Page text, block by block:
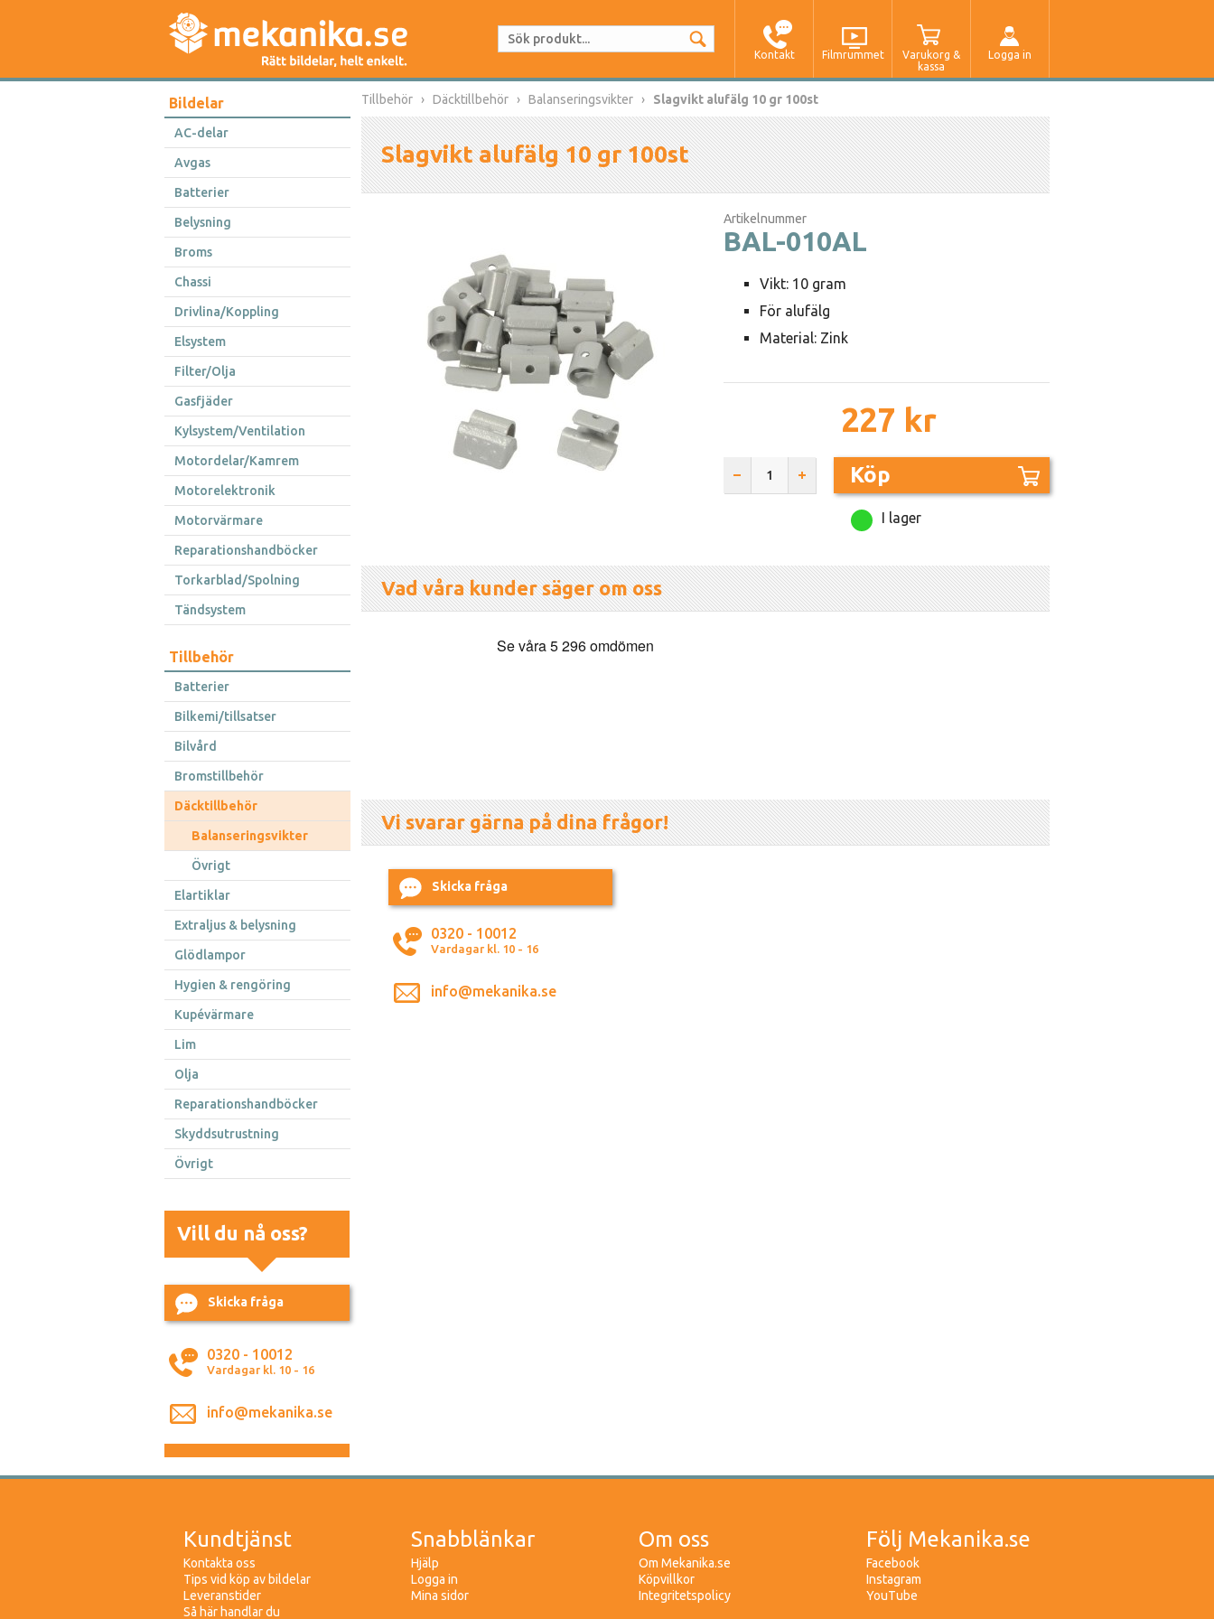
Kontakt Filmrummet
Varukorg &
kassa
Logga in
Bildelar
AC-delar
Avgas
Batterier
Belysning
Broms
Chassi
Drivlina/Koppling
Elsystem
Filter/Olja
Gasfjäder
Kylsystem/Ventilation
Motordelar/Kamrem
Motorelektronik
Motorvärmare
Reparationshandböcker
Torkarblad/Spolning
Tändsystem
Tillbehör
Batterier
Bilkemi/tillsatser
Bilvård
Bromstillbehör
Däcktillbehör
Balanseringsvikter
Övrigt
Elartiklar
Extraljus & belysning
Glödlampor
Hygien & rengöring
Kupévärmare
Lim
Olja
Reparationshandböcker
Skyddsutrustning
Övrigt
Vill du nå oss?
Skicka fråga
0320 - 10012
Vardagar kl. 10 - 16
info@mekanika.se
Tillbehör Däcktillbehör Balanseringsvikter Slagvikt alufälg 10 gr 100st
Slagvikt alufälg 10 gr 100st
Artikelnummer
BAL-010AL
Vikt: 10 gram
För alufälg
Material: Zink
227 kr
Köp
I lager
Vad våra kunder säger om oss
Vi svarar gärna på dina frågor!
Skicka fråga
0320 - 10012
Vardagar kl. 10 - 16
info@mekanika.se
Kundtjänst
Kontakta oss
Tips vid köp av bildelar
Leveranstider
Så här handlar du
Snabblänkar
Hjälp
Logga in
Mina sidor
Om oss
Om Mekanika.se
Köpvillkor
Integritetspolicy
Följ Mekanika.se
Facebook
Instagram
YouTube